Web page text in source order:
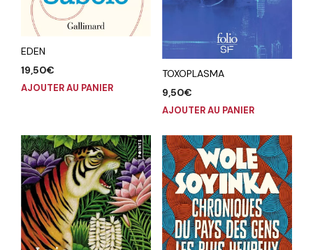
EDEN
19,50€
AJOUTER AU PANIER
TOXOPLASMA
9,50€
AJOUTER AU PANIER